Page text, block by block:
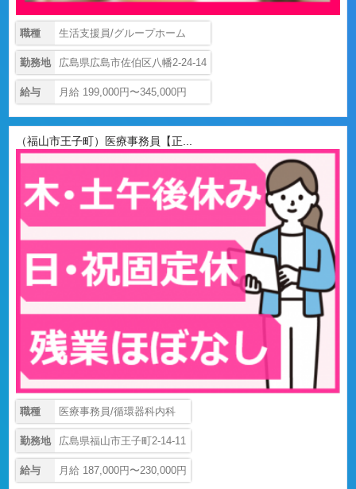
職種 生活支援員/グループホーム
勤務地 広島県広島市佐伯区八幡2-24-14
給与 月給 199,000円〜345,000円
（福山市王子町）医療事務員【正...
職種 医療事務員/循環器科内科
勤務地 広島県福山市王子町2-14-11
給与 月給 187,000円〜230,000円